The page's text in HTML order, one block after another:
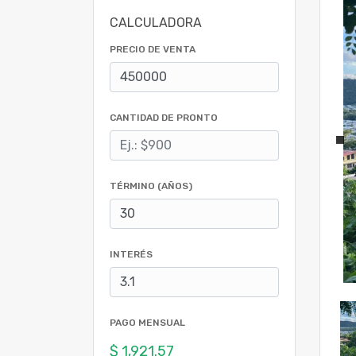
CALCULADORA
PRECIO DE VENTA
CANTIDAD DE PRONTO
TÉRMINO (AÑOS)
INTERÉS
PAGO MENSUAL